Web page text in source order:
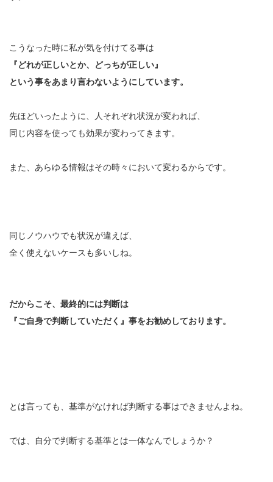
こうなった時に私が気を付けてる事は
『どれが正しいとか、どっちが正しい』
という事をあまり言わないようにしています。
先ほどいったように、人それぞれ状況が変われば、
同じ内容を使っても効果が変わってきます。
また、あらゆる情報はその時々において変わるからです。
同じノウハウでも状況が違えば、
全く使えないケースも多いしね。
だからこそ、最終的には判断は
『ご自身で判断していただく』事をお勧めしております。
とは言っても、基準がなければ判断する事はできませんよね。
では、自分で判断する基準とは一体なんでしょうか？